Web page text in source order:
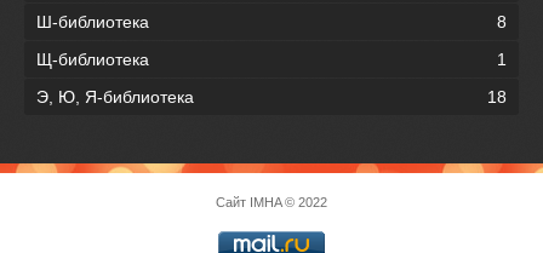
Ш-библиотека
8
Щ-библиотека
1
Э, Ю, Я-библиотека
18
Сайт IMHA© 2022